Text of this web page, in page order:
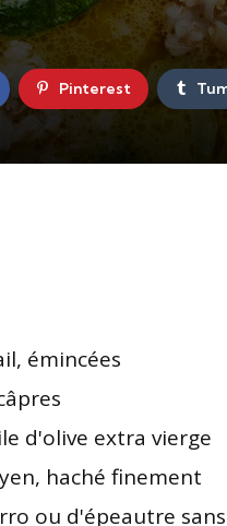
Pinterest
émincées
d'olive extra vierge
haché finement
ou d'épeautre